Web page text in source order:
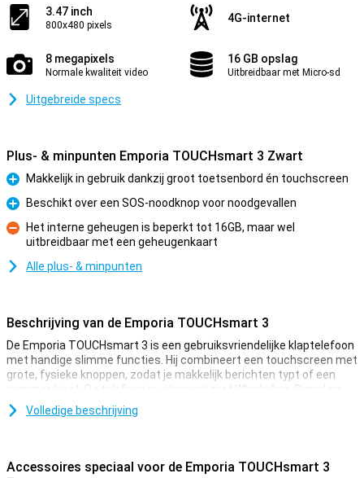
3.47 inch
800x480 pixels
4G-internet
8 megapixels
Normale kwaliteit video
16 GB opslag
Uitbreidbaar met Micro-sd
Uitgebreide specs
Plus- & minpunten Emporia TOUCHsmart 3 Zwart
Pluspunt
Makkelijk in gebruik dankzij groot toetsenbord én touchscreen
Pluspunt
Beschikt over een SOS-noodknop voor noodgevallen
Minpunt
Het interne geheugen is beperkt tot 16GB, maar wel
uitbreidbaar met een geheugenkaart
Alle plus- & minpunten
Beschrijving van de Emporia TOUCHsmart 3
De Emporia TOUCHsmart 3 is een gebruiksvriendelijke klaptelefoon
met handige slimme functies. Hij combineert een touchscreen met
grote, fysieke knoppen, zodat je makkelijk berichten typt of een
nummer kiest. De telefoon is uitgerust met WhatsApp, Signal en
Telegram, en heeft zelfs een aparte knop om deze apps snel te
openen. Dankzij 4G-internet, een duidelijke camera en een SOS-
Volledige beschrijving
Accessoires speciaal voor de Emporia TOUCHsmart 3